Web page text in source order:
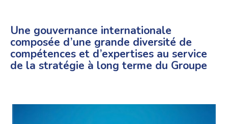
Une gouvernance internationale
composée d’une grande diversité de
compétences et d’expertises au service
de la stratégie à long terme du Groupe